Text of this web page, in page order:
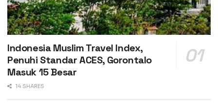
Indonesia Muslim Travel Index,
Penuhi Standar ACES, Gorontalo
Masuk 15 Besar
14 SHARES